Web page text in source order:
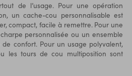
de l’usage. Pour une opération
un cache-cou personnalisable est
compact, facile à remettre. Pour une
personnalisée ou un ensemble
confort. Pour un usage polyvalent,
les tours de cou multiposition sont